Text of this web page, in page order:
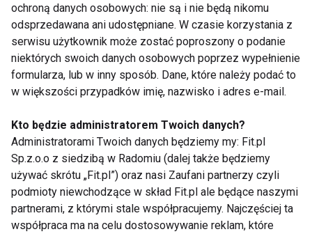
Równowaga jako element
zdrowego stylu życia
Aktywny tryb życia nie powinien oznaczać ciągłego
przeciążenia organizmu. Odpowiednia ilość snu,
dobrze zbilansowana dieta oraz rozsądne podejście
do suplementacji mogą wspierać utrzymanie
dobrego samopoczucia i codziennej energii. To
właśnie regularność i dbałość o podstawowe
potrzeby organizmu odgrywają ważną rolę w
budowaniu zdrowych nawyków.
ochroną danych osobowych: nie są i nie będą nikomu
odsprzedawana ani udostępniane. W czasie korzystania z
serwisu użytkownik może zostać poproszony o podanie
niektórych swoich danych osobowych poprzez wypełnienie
formularza, lub w inny sposób. Dane, które należy podać to
w większości przypadków imię, nazwisko i adres e-mail.
Kto będzie administratorem Twoich danych?
Administratorami Twoich danych będziemy my: Fit.pl
Sp.z.o.o z siedzibą w Radomiu (dalej także będziemy
używać skrótu „Fit.pl”) oraz nasi Zaufani partnerzy czyli
podmioty niewchodzące w skład Fit.pl ale będące naszymi
partnerami, z którymi stale współpracujemy. Najczęściej ta
współpraca ma na celu dostosowywanie reklam, które